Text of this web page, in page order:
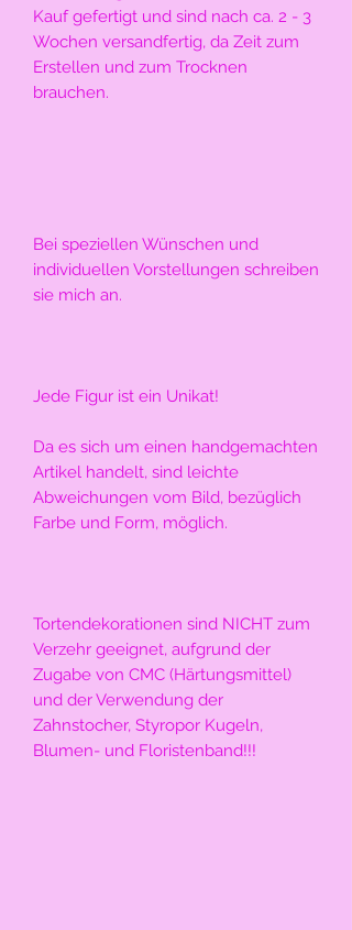
Kauf gefertigt und sind nach ca. 2 - 3
Wochen versandfertig, da Zeit zum
Erstellen und zum Trocknen
brauchen.
Bei speziellen Wünschen und
individuellen Vorstellungen schreiben
sie mich an.
Jede Figur ist ein Unikat!
Da es sich um einen handgemachten
Artikel handelt, sind leichte
Abweichungen vom Bild, bezüglich
Farbe und Form, möglich.
Tortendekorationen sind NICHT zum
Verzehr geeignet, aufgrund der
Zugabe von CMC (Härtungsmittel)
und der Verwendung der
Zahnstocher, Styropor Kugeln,
Blumen- und Floristenband!!!